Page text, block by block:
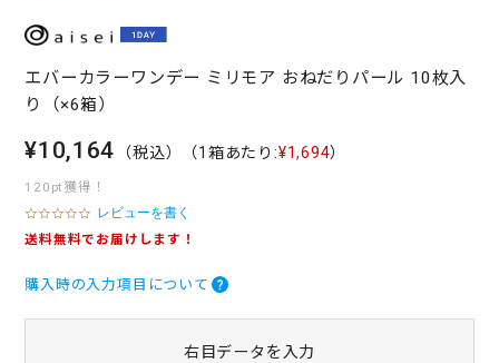
エバーカラーワンデー ミリモア おねだりパール 10枚入
り（×6箱）
¥10,164 （税込） （1箱あたり:¥1,694）
120pt獲得！
0
.
t
レビューを書く
送料無料でお届けします！
購入時の入力項目について
右目データを入力